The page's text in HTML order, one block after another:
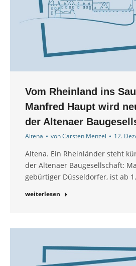
Vom Rheinland ins
Manfred Haupt wird
der Altenaer
Altena vonCarsten Menzel 12.
Altena. Ein Rheinländer steht
der Altenaer Baugesellschaft:
gebürtiger Düsseldorfer, ist ab
weiterlesen